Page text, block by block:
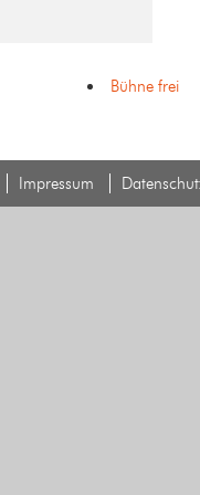
Bühne frei
Impressum